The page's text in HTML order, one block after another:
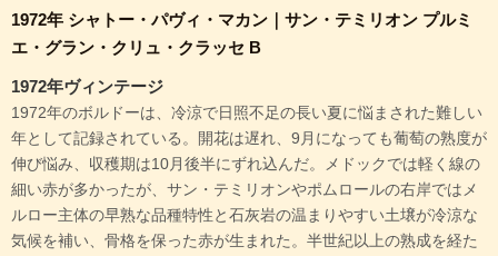
1972年 シャトー・パヴィ・マカン｜サン・テミリオン プルミ
エ・グラン・クリュ・クラッセ B
1972年ヴィンテージ
1972年のボルドーは、冷涼で日照不足の長い夏に悩まされた難しい
年として記録されている。開花は遅れ、9月になっても葡萄の熟度が
伸び悩み、収穫期は10月後半にずれ込んだ。メドックでは軽く線の
細い赤が多かったが、サン・テミリオンやポムロールの右岸ではメ
ルロー主体の早熟な品種特性と石灰岩の温まりやすい土壌が冷涼な
気候を補い、骨格を保った赤が生まれた。半世紀以上の熟成を経た